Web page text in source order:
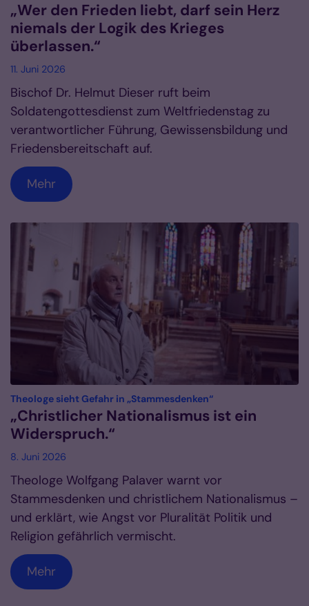
„Wer den Frieden liebt, darf sein Herz
niemals der Logik des Krieges
überlassen.“
11. Juni 2026
Bischof Dr. Helmut Dieser ruft beim
Soldatengottesdienst zum Weltfriedenstag zu
verantwortlicher Führung, Gewissensbildung und
Friedensbereitschaft auf.
Mehr
Theologe sieht Gefahr in „Stammesdenken“:
„Christlicher Nationalismus ist ein
Widerspruch.“
8. Juni 2026
Theologe Wolfgang Palaver warnt vor
Stammesdenken und christlichem Nationalismus –
und erklärt, wie Angst vor Pluralität Politik und
Religion gefährlich vermischt.
Mehr